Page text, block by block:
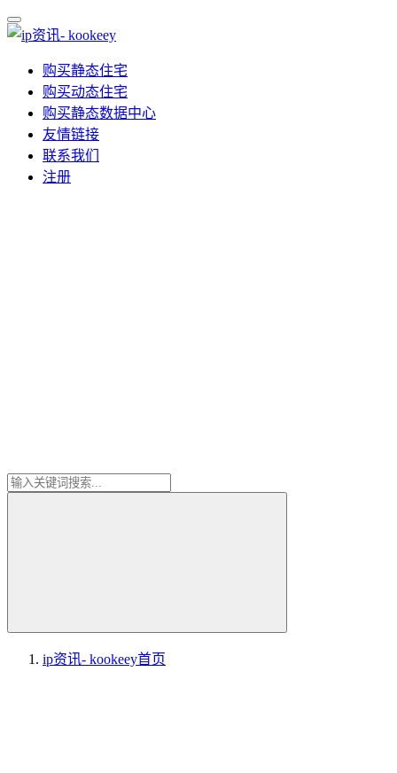
购买静态住宅
购买动态住宅
购买静态数据中心
友情链接
联系我们
注册
ip资讯- kookeey首页